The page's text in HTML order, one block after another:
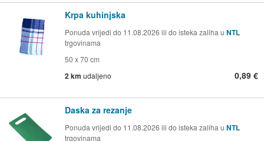
Krpa kuhinjska
Ponuda vrijedi do 11.08.2026 ili do isteka zaliha u NTL
trgovinama
50 x 70 cm
2 km udaljeno 0,89 €
Daska za rezanje
Ponuda vrijedi do 11.08.2026 ili do isteka zaliha u NTL
trgovinama